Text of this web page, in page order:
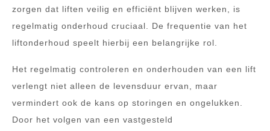
zorgen dat liften veilig en efficiënt blijven werken, is
regelmatig onderhoud cruciaal. De frequentie van het
liftonderhoud speelt hierbij een belangrijke rol.
Het regelmatig controleren en onderhouden van een lift
verlengt niet alleen de levensduur ervan, maar
vermindert ook de kans op storingen en ongelukken.
Door het volgen van een vastgesteld